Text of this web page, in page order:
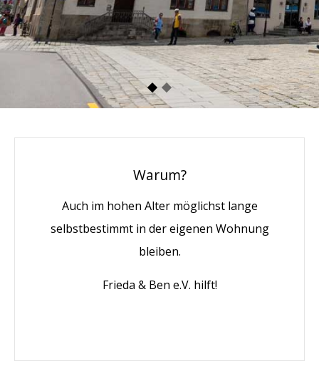
Warum?
Auch im hohen Alter möglichst lange
selbstbestimmt in der eigenen Wohnung
bleiben.
Frieda & Ben e.V. hilft!